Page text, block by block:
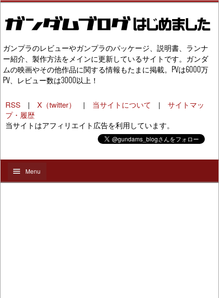
ガンプラのレビューやガンプラのパッケージ、説明書、ランナ
ー紹介、製作方法をメインに更新しているサイトです。ガンダ
ムの映画やその他作品に関する情報もたまに掲載。PVは6000万
PV、レビュー数は3000以上！
RSS | X（twitter） | 当サイトについて | サイトマッ
プ・履歴
当サイトはアフィリエイト広告を利用しています。
Menu